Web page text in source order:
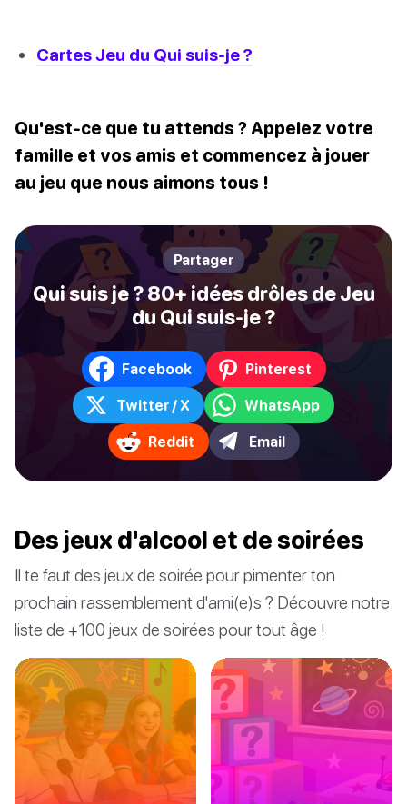
Cartes Jeu du Qui suis-je ?
Qu'est-ce que tu attends ? Appelez votre
famille et vos amis et commencez à jouer
au jeu que nous aimons tous !
Partager
Qui suis je ? 80+ idées drôles de Jeu
du Qui suis-je ?
Facebook Pinterest
Twitter / X WhatsApp
Reddit Email
Des jeux d'alcool et de soirées
Il te faut des jeux de soirée pour pimenter ton
prochain rassemblement d'ami(e)s ? Découvre notre
liste de +100 jeux de soirées pour tout âge !